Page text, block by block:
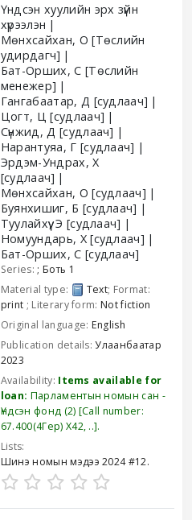
Үндсэн хуулийн эрх зүйн
хүрээлэн
Мөнхсайхан, О [Төслийн
удирдагч]
Бат-Орших, С [Төслийн
менежер]
Гангабаатар, Д [судлаач]
Цогт, Ц [судлаач]
Сүнжид, Д [судлаач]
Нарантуяа, Г [судлаач]
Эрдэм-Ундрах, Х
[судлаач]
Мөнхсайхан, О [судлаач]
Буянхишиг, Б [судлаач]
Туулайхүү, Э [судлаач]
Номуундарь, Х[судлаач]
Бат-Орших, С [судлаач]
Series: ; Боть 1
Material type:
Text; Format:
print ; Literary form:Not fiction
Original language: English
Publication details:Улаанбаатар
2023
Availability: Items available for
loan: Парламентын номын сан -
Үндсэн фонд (2) Call number:
67.400(4Гер) Х42, .. .
Lists:
Шинэ номын мэдээ 2024 #12.